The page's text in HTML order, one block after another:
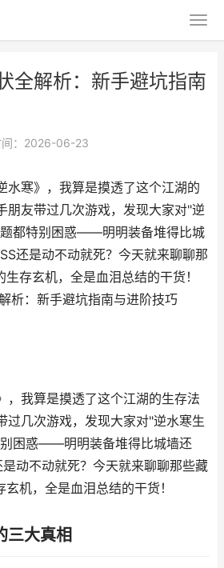
全解析：新手避坑指南
间：2026-06-23
水寒》，我算是摸透了这个江湖的
朋友带过几次游戏，发现大家对"逆
都特别困惑——明明装备堆得比城
还是动不动就死？今天就来聊聊那
存玄机，全是血泪总结的干货！
析：新手避坑指南与进阶技巧
，我算是摸透了这个江湖的生存法
过几次游戏，发现大家对"逆水寒生
困惑——明明装备堆得比城墙还
动不动就死？今天就来聊聊那些藏
机，全是血泪总结的干货！
三大真相